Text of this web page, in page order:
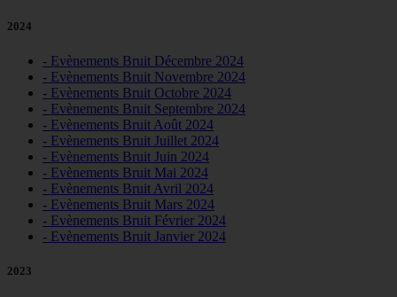
2024
- Evènements Bruit Décembre 2024
- Evènements Bruit Novembre 2024
- Evènements Bruit Octobre 2024
- Evènements Bruit Septembre 2024
- Evènements Bruit Août 2024
- Evènements Bruit Juillet 2024
- Evènements Bruit Juin 2024
- Evènements Bruit Mai 2024
- Evènements Bruit Avril 2024
- Evènements Bruit Mars 2024
- Evènements Bruit Février 2024
- Evènements Bruit Janvier 2024
2023